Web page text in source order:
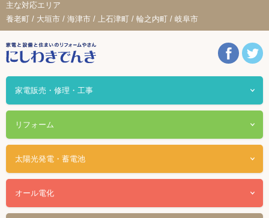
主な対応エリア
養老町 / 大垣市 / 海津市 / 上石津町 / 輪之内町 / 岐阜市
家電販売・修理・工事
リフォーム
太陽光発電・蓄電池
オール電化